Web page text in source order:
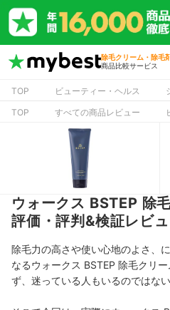
除毛クリーム・除毛
商品比較サービス
TOP ビューティー・ヘルス
TOP
すべての商品レビュー
ウォークス BSTEP 除
評価・評判&検証レビ
除毛力の高さや使い心地のよさ、
なるウォークス BSTEP 除毛クリ
ず、迷っている人もいるのではな